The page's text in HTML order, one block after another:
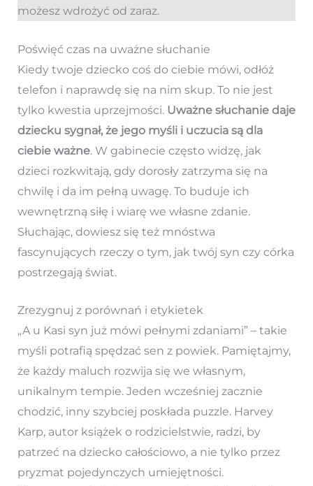
możesz wdrożyć od zaraz.
Poświęć czas na uważne słuchanie
Kiedy twoje dziecko coś do ciebie mówi, odłóż
telefon i naprawdę się na nim skup. To nie jest
tylko kwestia uprzejmości. Uważne słuchanie daje
dziecku sygnał, że jego myśli i uczucia są dla
ciebie ważne. W gabinecie często widzę, jak
dzieci rozkwitają, gdy dorosły zatrzyma się na
chwilę i da im pełną uwagę. To buduje ich
wewnętrzną siłę i wiarę we własne zdanie.
Słuchając, dowiesz się też mnóstwa
fascynujących rzeczy o tym, jak twój syn czy córka
postrzegają świat.
Zrezygnuj z porównań i etykietek
„A u Kasi syn już mówi pełnymi zdaniami” – takie
myśli potrafią spędzać sen z powiek. Pamiętajmy,
że każdy maluch rozwija się we własnym,
unikalnym tempie. Jeden wcześniej zacznie
chodzić, inny szybciej poskłada puzzle. Harvey
Karp, autor książek o rodzicielstwie, radzi, by
patrzeć na dziecko całościowo, a nie tylko przez
pryzmat pojedynczych umiejętności.